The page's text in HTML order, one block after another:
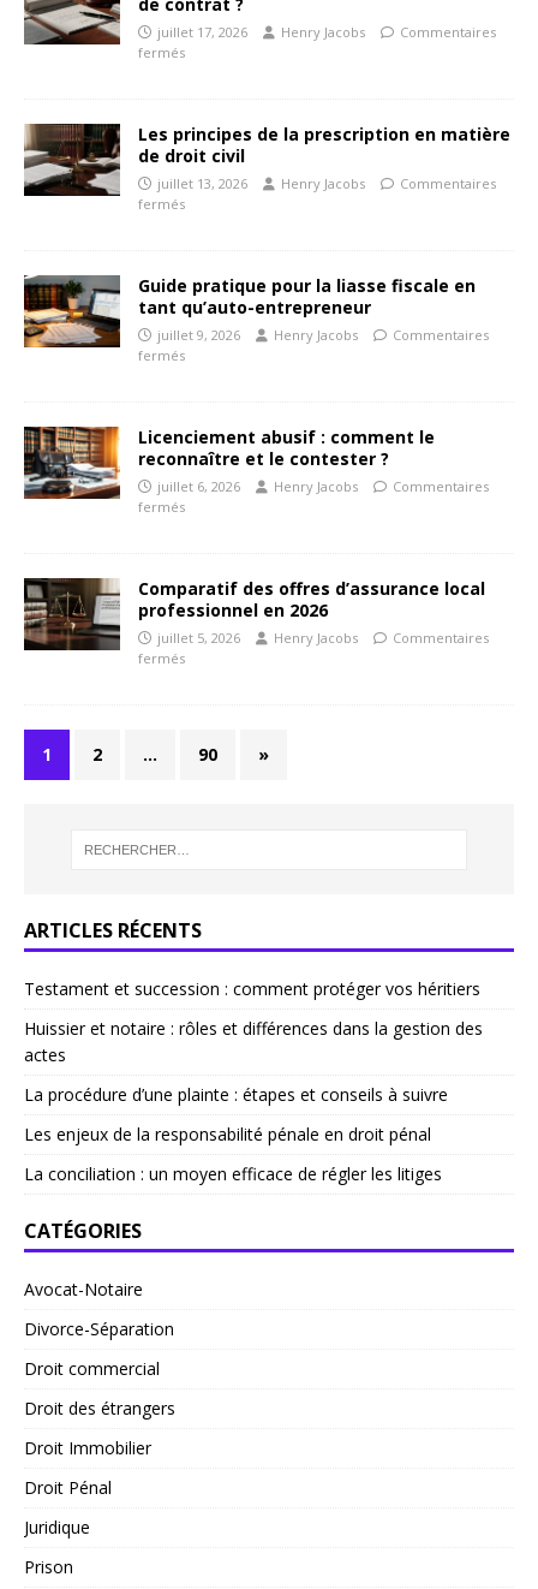
juillet 17, 2026 Henry Jacobs
Commentaires
fermés
Les principes de la prescription en matière
de droit civil
juillet 13, 2026 Henry Jacobs
Commentaires
fermés
Guide pratique pour la liasse fiscale en
tant qu’auto-entrepreneur
juillet 9, 2026 Henry Jacobs
Commentaires
fermés
Licenciement abusif : comment le
reconnaître et le contester ?
juillet 6, 2026 Henry Jacobs
Commentaires
fermés
Comparatif des offres d’assurance local
professionnel en 2026
juillet 5, 2026 Henry Jacobs
Commentaires
fermés
1 2 … 90 »
ARTICLES RÉCENTS
Testament et succession : comment protéger vos héritiers
Huissier et notaire : rôles et différences dans la gestion des
actes
La procédure d’une plainte : étapes et conseils à suivre
Les enjeux de la responsabilité pénale en droit pénal
La conciliation : un moyen efficace de régler les litiges
CATÉGORIES
Avocat-Notaire
Divorce-Séparation
Droit commercial
Droit des étrangers
Droit Immobilier
Droit Pénal
Juridique
Prison